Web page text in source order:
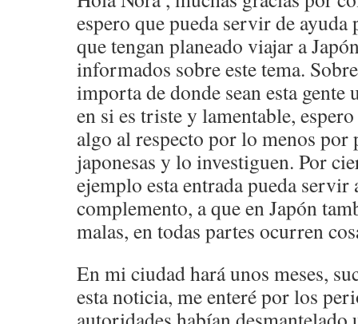
espero que pueda servir de ayuda
que tengan planeado viajar a
informados sobre este tema.
importa de donde sean esta gente
en si es triste y lamentable,
algo al respecto por lo menos por
japonesas y lo investiguen. Por
ejemplo esta entrada pueda
complemento, a que en Japón
malas, en todas partes ocurren
En mi ciudad hará unos meses,
esta noticia, me enteré por los